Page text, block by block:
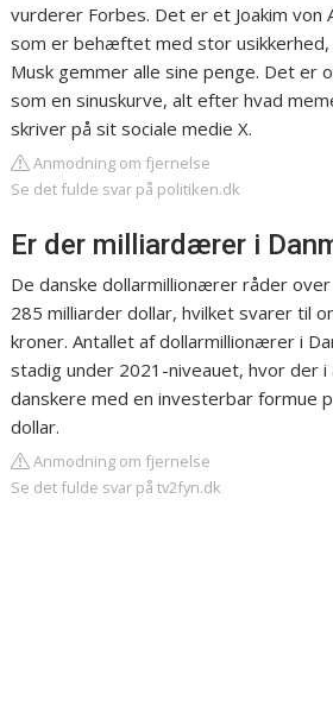
vurderer Forbes. Det er et Joakim
som er behæftet med stor
Musk gemmer alle sine penge. Det er
som en sinuskurve, alt efter hvad
skriver på sit sociale medie X.
Anmodning om fjernelse
Se det fulde svar på politiken.dk
Er der milliardærer i
De danske dollarmillionærer råder
285 milliarder dollar, hvilket svarer til
kroner. Antallet af dollarmillionærer i
stadig under 2021-niveauet, hvor der i
danskere med en investerbar formue
dollar.
Anmodning om fjernelse
Se det fulde svar på tv2fyn.dk